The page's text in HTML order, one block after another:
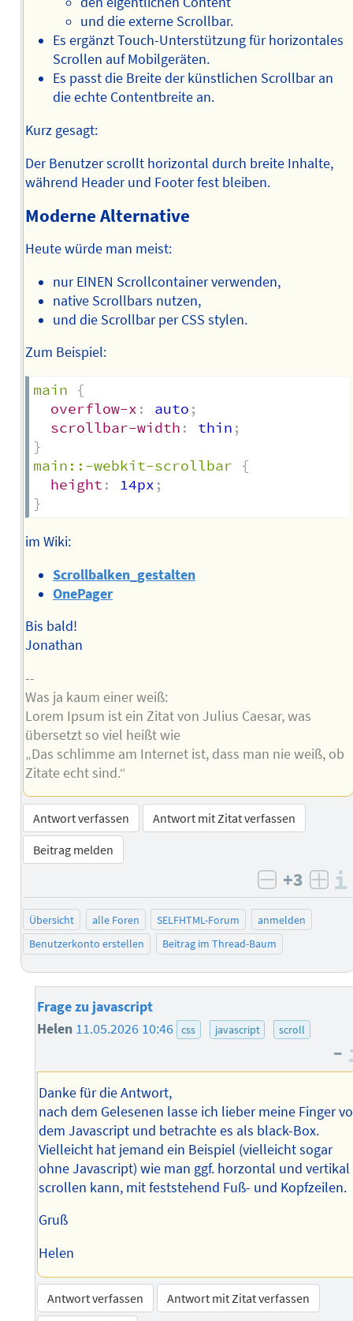
und die externe Scrollbar.
Es ergänzt Touch-Unterstützung für horizontales
Scrollen auf Mobilgeräten.
Es passt die Breite der künstlichen Scrollbar an
die echte Contentbreite an.
Kurz gesagt:
Der Benutzer scrollt horizontal durch breite Inhalte,
während Header und Footer fest bleiben.
Moderne Alternative
Heute würde man meist:
nur EINEN Scrollcontainer verwenden,
native Scrollbars nutzen,
und die Scrollbar per CSS stylen.
Zum Beispiel:
main
{
overflow-x : auto ;
scrollbar-width : thin ;
}
main::-webkit-scrollbar
{
height : 14px ;
}
im Wiki:
Scrollbalken_gestalten
OnePager
Bis bald!
Jonathan
--
Was ja kaum einer weiß:
Lorem Ipsum ist ein Zitat von Julius Caesar, was
übersetzt so viel heißt wie
„Das schlimme am Internet ist, dass man nie weiß, ob
Zitate echt sind.“
Antwort verfassen
Antwort mit Zitat verfassen
Beitrag melden
negativ
+3
Übersicht alle Foren SELFHTML-Forum
anmelden
Benutzerkonto erstellen
Beitrag im Thread-Baum
Frage zu javascript
Helen 11.05.2026 10:46 css javascript scroll
–
Danke für die Antwort,
nach dem Gelesenen lasse ich lieber meine Finger
dem Javascript und betrachte es als black-Box.
Vielleicht hat jemand ein Beispiel (vielleicht sogar
ohne Javascript) wie man ggf. horzontal und vertikal
scrollen kann, mit feststehend Fuß- und Kopfzeilen.
Gruß
Helen
Antwort verfassen
Antwort mit Zitat verfassen